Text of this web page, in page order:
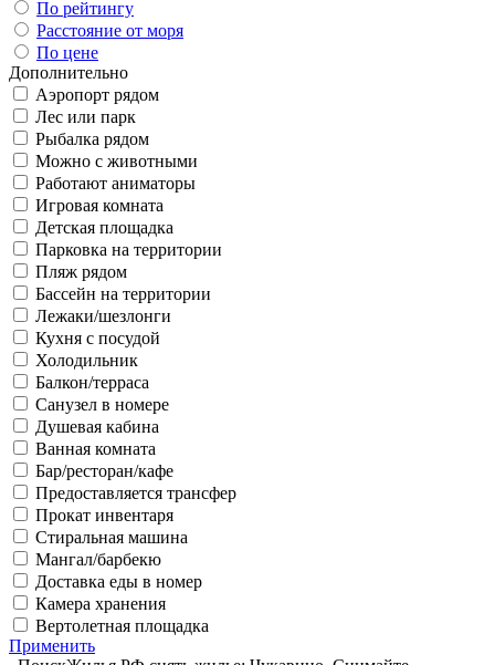
По рейтингу
Расстояние от моря
По цене
Дополнительно
Аэропорт рядом
Лес или парк
Рыбалка рядом
Можно с животными
Работают аниматоры
Игровая комната
Детская площадка
Парковка на территории
Пляж рядом
Бассейн на территории
Лежаки/шезлонги
Кухня с посудой
Холодильник
Балкон/терраса
Санузел в номере
Душевая кабина
Ванная комната
Бар/ресторан/кафе
Предоставляется трансфер
Прокат инвентаря
Стиральная машина
Мангал/барбекю
Доставка еды в номер
Камера хранения
Вертолетная площадка
Применить